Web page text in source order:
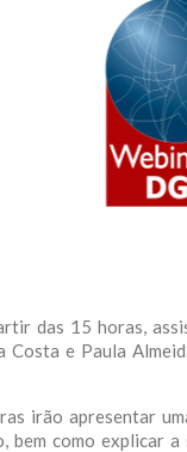
das 15 horas,
Costa e Paula
irão apresentar
bem como explicar